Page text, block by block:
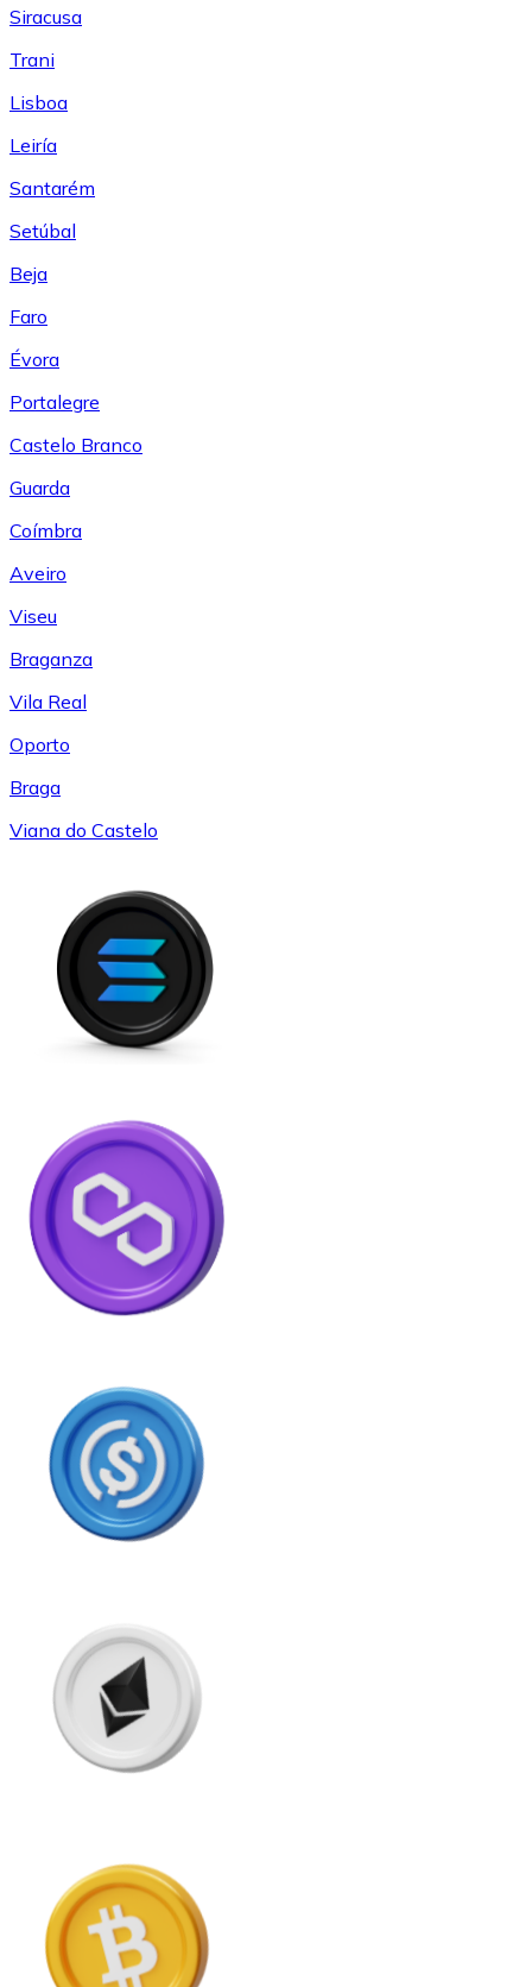
Siracusa
Trani
Lisboa
Leiría
Santarém
Setúbal
Beja
Faro
Évora
Portalegre
Castelo Branco
Guarda
Coímbra
Aveiro
Viseu
Braganza
Vila Real
Oporto
Braga
Viana do Castelo